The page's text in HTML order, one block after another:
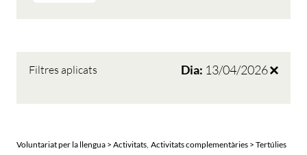
Filtres aplicats Dia: 13/04/2026
Voluntariat per la llengua > Activitats Activitats complementàries > Tertúlies